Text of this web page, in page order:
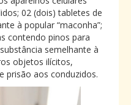
02 (dois) tabletes de
à popular “maconha”;
contendo pinos para
semelhante à
objetos ilícitos,
prisão aos conduzidos.